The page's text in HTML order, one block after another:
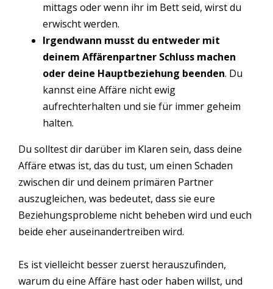
mittags oder wenn ihr im Bett seid, wirst du
erwischt werden.
Irgendwann musst du entweder mit
deinem Affärenpartner Schluss machen
oder deine Hauptbeziehung beenden. Du
kannst eine Affäre nicht ewig
aufrechterhalten und sie für immer geheim
halten.
Du solltest dir darüber im Klaren sein, dass deine
Affäre etwas ist, das du tust, um einen Schaden
zwischen dir und deinem primären Partner
auszugleichen, was bedeutet, dass sie eure
Beziehungsprobleme nicht beheben wird und euch
beide eher auseinandertreiben wird.
Es ist vielleicht besser zuerst herauszufinden,
warum du eine Affäre hast oder haben willst, und